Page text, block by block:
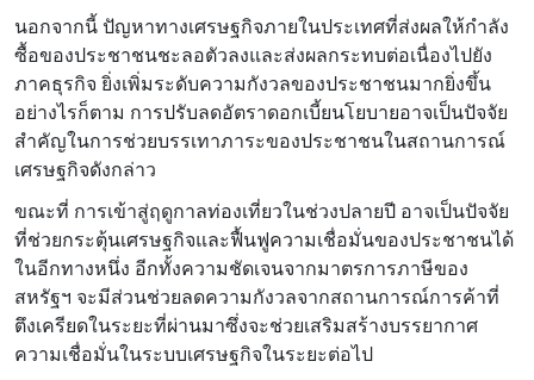
นอกจากนี้ ปัญหาทางเศรษฐกิจภายในประเทศที่ส่งผลให้กำลัง
ซื้อของประชาชนชะลอตัวลงและส่งผลกระทบต่อเนื่องไปยัง
ภาคธุรกิจ ยิ่งเพิ่มระดับความกังวลของประชาชนมากยิ่งขึ้น
อย่างไรก็ตาม การปรับลดอัตราดอกเบี้ยนโยบายอาจเป็นปัจจัย
สำคัญในการช่วยบรรเทาภาระของประชาชนในสถานการณ์
เศรษฐกิจดังกล่าว
ขณะที่ การเข้าสู่ฤดูกาลท่องเที่ยวในช่วงปลายปี อาจเป็นปัจจัย
ที่ช่วยกระตุ้นเศรษฐกิจและฟื้นฟูความเชื่อมั่นของประชาชนได้
ในอีกทางหนึ่ง อีกทั้งความชัดเจนจากมาตรการภาษีของ
สหรัฐฯ จะมีส่วนช่วยลดความกังวลจากสถานการณ์การค้าที่
ตึงเครียดในระยะที่ผ่านมาซึ่งจะช่วยเสริมสร้างบรรยากาศ
ความเชื่อมั่นในระบบเศรษฐกิจในระยะต่อไป